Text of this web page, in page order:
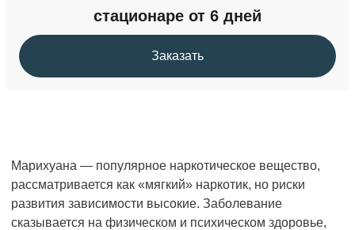
стационаре от 6 дней
Заказать
Марихуана — популярное наркотическое вещество,
рассматривается как «мягкий» наркотик, но риски
развития зависимости высокие. Заболевание
сказывается на физическом и психическом здоровье,